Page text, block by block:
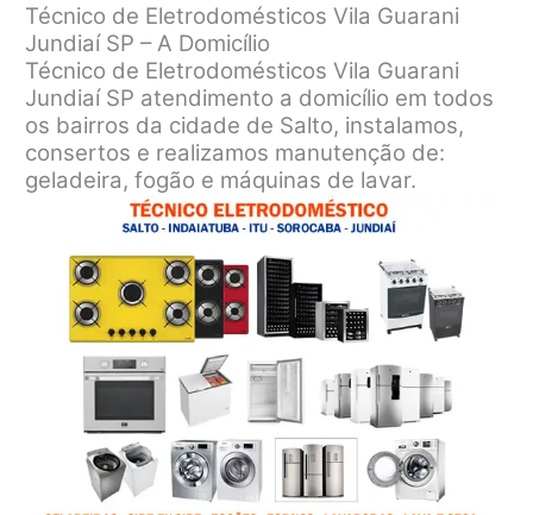
Técnico de Eletrodomésticos Vila Guarani
Jundiaí SP – A Domicílio
Técnico de Eletrodomésticos Vila Guarani
Jundiaí SP atendimento a domicílio em todos
os bairros da cidade de Salto, instalamos,
consertos e realizamos manutenção de:
geladeira, fogão e máquinas de lavar.